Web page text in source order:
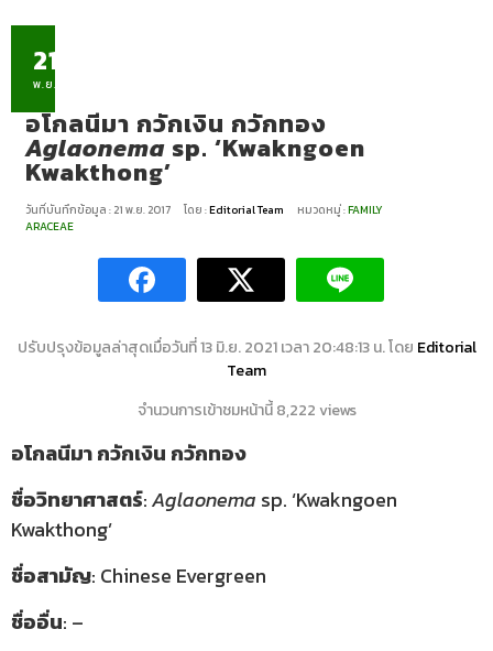
21
พ.ย.
อโกลนีมา กวักเงิน กวักทอง
Aglaonemasp. ‘Kwakngoen
Kwakthong’
วันที่บันทึกข้อมูล : 21 พ.ย. 2017 โดย :Editorial Team หมวดหมู่ :FAMILY
ARACEAE
ปรับปรุงข้อมูลล่าสุดเมื่อวันที่ 13 มิ.ย. 2021 เวลา 20:48:13 น. โดย Editorial
Team
จำนวนการเข้าชมหน้านี้ 8,222 views
อโกลนีมา กวักเงิน กวักทอง
ชื่อวิทยาศาสตร์:Aglaonema sp. ‘Kwakngoen
Kwakthong’
ชื่อสามัญ: Chinese Evergreen
ชื่ออื่น: –